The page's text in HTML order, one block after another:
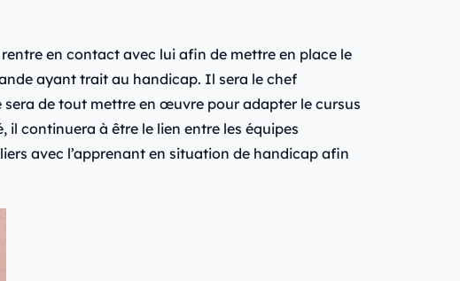
en contact avec lui afin de mettre en place le
ayant trait au handicap. Il sera le chef
de tout mettre en œuvre pour adapter le cursus
continuera à être le lien entre les équipes
avec l’apprenant en situation de handicap afin